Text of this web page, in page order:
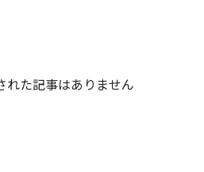
れた記事はありません